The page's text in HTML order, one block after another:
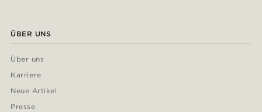
ÜBER UNS
Über uns
Karriere
Neue Artikel
Presse